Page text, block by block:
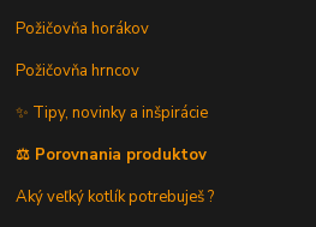
Požičovňa horákov
Požičovňa hrncov
✨ Tipy, novinky a inšpirácie
⚖️ Porovnania produktov
Aký veľký kotlík potrebuješ ?